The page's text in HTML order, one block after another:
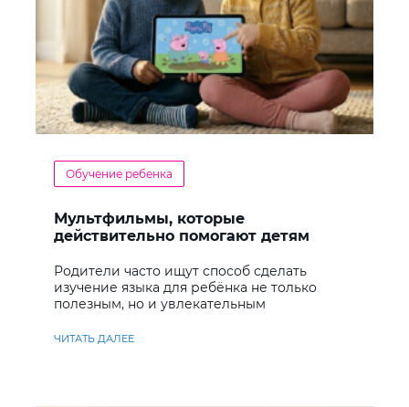
Обучение ребенка
Мультфильмы, которые
действительно помогают детям
Родители часто ищут способ сделать
изучение языка для ребёнка не только
полезным, но и увлекательным
ЧИТАТЬ ДАЛЕЕ